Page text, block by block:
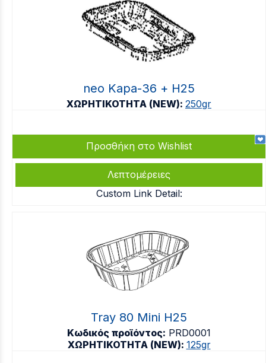
neo Kapa-36 + Η25
ΧΩΡΗΤΙΚΟΤΗΤΑ (NEW): 250gr
Προσθήκη στο Wishlist
Λεπτομέρειες
Custom Link Detail:
Tray 80 Mini H25
Κωδικός προϊόντος: PRD0001
ΧΩΡΗΤΙΚΟΤΗΤΑ (NEW): 125gr